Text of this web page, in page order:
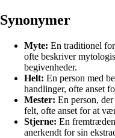
Synonymer
Myte: En traditionel
ofte beskriver
begivenheder.
Helt: En person med
handlinger, ofte anset
Mester: En person,
felt, ofte anset for at
Stjerne: En
anerkendt for sin